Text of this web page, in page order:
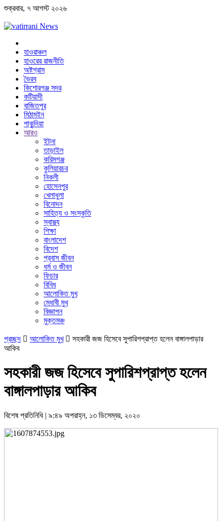
শুক্রবার, ৭ আগস্ট ২০২৬
হাওরাঞ্চল
হাওরের রাজনীতি
অষ্টগ্রাম
ভৈরব
কিশোরগঞ্জ সদর
কটিয়াদী
বাজিতপুর
মিঠামইন
পাকুন্দিয়া
আরও
ইটনা
তাড়াইল
করিমগঞ্জ
কুলিয়ারচর
নিকলী
হোসেনপুর
খেলাধুলা
বিনোদন
সাহিত্য ও সংস্কৃতি
স্বাস্থ্য
শিক্ষা
বাংলাদেশ
বিদেশ
প্রবাস জীবন
ধর্ম ও জীবন
ফিচার
বিবিধ
আলোকিত মুখ
মেধাবী মুখ
বিজ্ঞাপন
মুক্তমঞ্চ
প্রচ্ছদ  আলোকিত মুখ  সহকারী জজ হিসেবে সুপারিশপ্রাপ্ত হলেন বাঙ্গালপাড়ার
আকিব
সহকারী জজ হিসেবে সুপারিশপ্রাপ্ত হলেন
বাঙ্গালপাড়ার আকিব
বিশেষ প্রতিনিধি | ৯:৪৯ অপরাহ্ন, ১৩ ডিসেম্বর, ২০২০